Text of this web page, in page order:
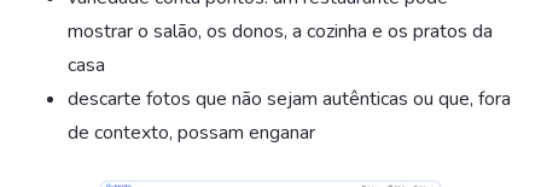
mostrar o salão, os donos, a cozinha e os pratos da
casa
descarte fotos que não sejam autênticas ou que, fora
de contexto, possam enganar